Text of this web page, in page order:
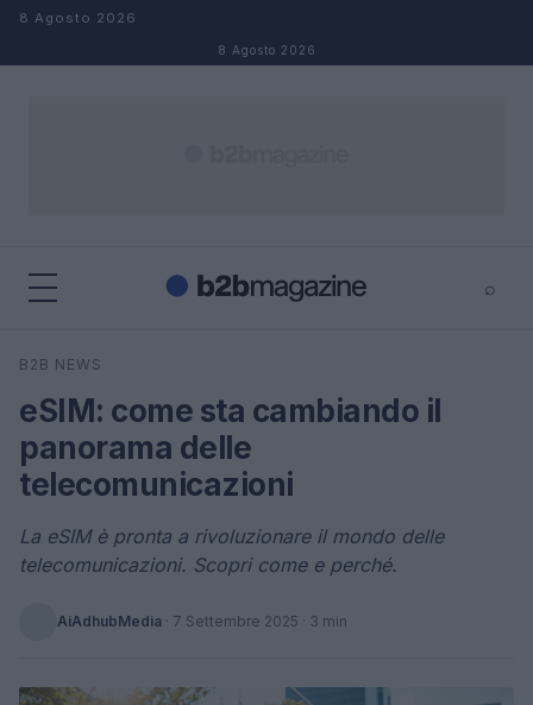
Salta al contenuto
8 Agosto 2026
8 Agosto 2026
⌕
Cerca
B2B NEWS
eSIM: come sta cambiando il
panorama delle
telecomunicazioni
La eSIM è pronta a rivoluzionare il mondo delle
telecomunicazioni. Scopri come e perché.
AiAdhubMedia · 7 Settembre 2025 · 3 min